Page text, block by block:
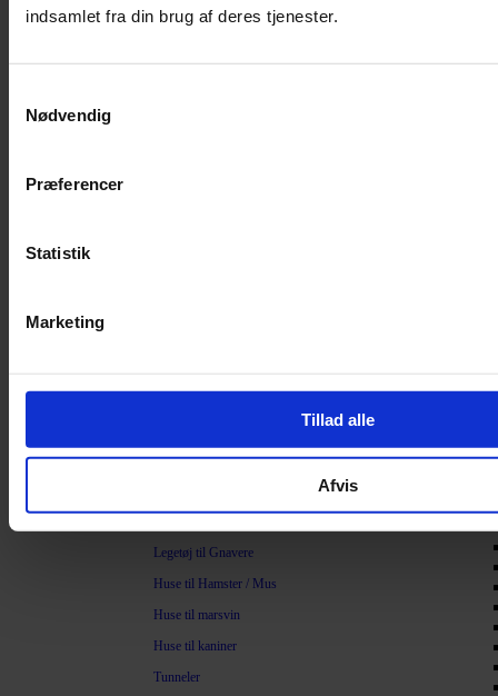
indsamlet fra din brug af deres tjenester.
Nødvendig
Præferencer
Statistik
Marketing
Tillad alle
Afvis
Reservedele til bure
Spelt
Vat
Legetøj
Legetøj til Gnavere
Huse til Hamster / Mus
Huse til marsvin
Huse til kaniner
Tunneler